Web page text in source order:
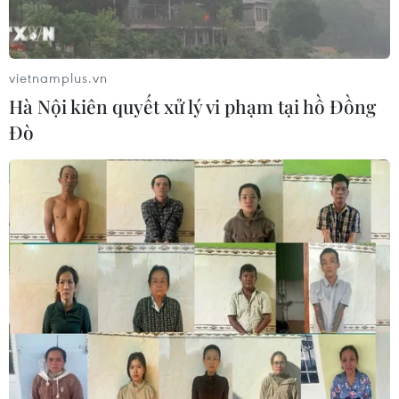
Thực hiện các nhiệm vụ trọng tâm
trong năm học 2026-2027
05/08/2026 13:13
Thi lại ở Tuyên Quang: Thí
sinh vẫn được xét tuyển đại học theo
nguyện vọng đã đăng ký
05/08/2026 11:02
Thứ trưởng Bộ GD-ĐT: Thi lại không
phải để xóa bỏ trách nhiệm của thí
sinh
05/08/2026 09:19
vietnamplus.vn
Hà Nội kiên quyết xử lý vi phạm tại hồ Đồng
Đò